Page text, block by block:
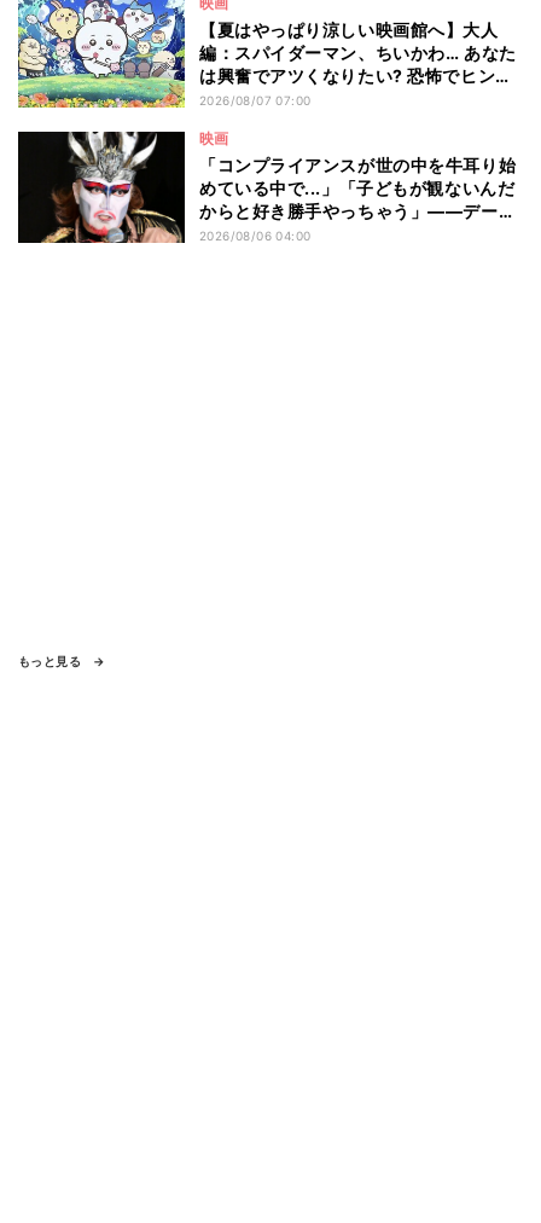
【夏はやっぱり涼しい映画館へ】大人
編：スパイダーマン、ちいかわ… あなた
は興奮でアツくなりたい? 恐怖でヒンヤ
リしたい? - 編集部が注目する最新映画5
2026/08/07 07:00
映画
「コンプライアンスが世の中を牛耳り始
めている中で...」「子どもが観ないんだ
からと好き勝手やっちゃう」――デーモ
ン閣下が語る映画『レディ・オア・ノッ
2026/08/06 04:00
もっと見る